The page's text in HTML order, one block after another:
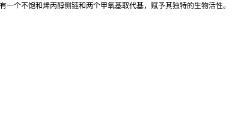
个不饱和烯丙醇侧链和两个甲氧基取代基，赋予其独特的生物活性。